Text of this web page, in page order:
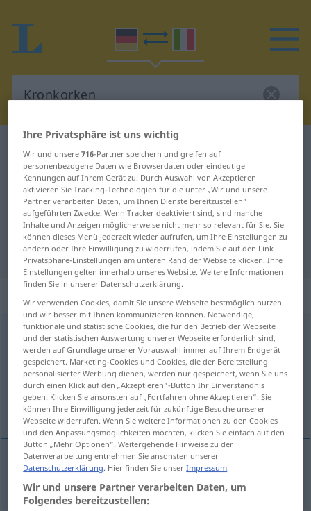
Deutsch-Italienisch Übersetzung
für "Kronkorken"
"Kronkorken" Italienisch
Übersetzung
„Kronkorken“ : Maskulinum
Kronkorkenm
Übersicht aller Übersetzungen
(Für mehr Details die Übersetzung anklicken/antippen)
tappo a corona
corona
Ihre Privatsphäre ist uns wichtig
Wir und unsere716-Partner speichern und greifen auf
personenbezogene Daten wie Browserdaten oder eindeutige
Kennungen auf Ihrem Gerät zu. Durch Auswahl von Akzeptieren
aktivieren Sie Tracking-Technologien für die unter „Wir und unsere
Partner verarbeiten Daten, um Ihnen Dienste bereitzustellen“
aufgeführten Zwecke. Wenn Tracker deaktiviert sind, sind manche
Inhalte und Anzeigen möglicherweise nicht mehr so relevant für Sie. Sie
können dieses Menü jederzeit wieder aufrufen, um Ihre Einstellungen zu
ändern oder Ihre Einwilligung zu widerrufen, indem Sie auf den Link
Privatsphäre-Einstellungen am unteren Rand der Webseite klicken. Ihre
Einstellungen gelten innerhalb unseres Website. Weitere Informationen
finden Sie in unserer Datenschutzerklärung.
Wir verwenden Cookies, damit Sie unsere Webseite bestmöglich nutzen
und wir besser mit Ihnen kommunizieren können. Notwendige,
funktionale und statistische Cookies, die für den Betrieb der Webseite
und der statistischen Auswertung unserer Webseite erforderlich sind,
werden auf Grundlage unserer Vorauswahl immer auf Ihrem Endgerät
gespeichert. Marketing-Cookies und Cookies, die der Bereitstellung
personalisierter Werbung dienen, werden nur gespeichert, wenn Sie uns
durch einen Klick auf den „Akzeptieren“-Button Ihr Einverständnis
geben. Klicken Sie ansonsten auf „Fortfahren ohne Akzeptieren“. Sie
können Ihre Einwilligung jederzeit für zukünftige Besuche unserer
Webseite widerrufen. Wenn Sie weitere Informationen zu den Cookies
und den Anpassungsmöglichkeiten möchten, klicken Sie einfach auf den
Button „Mehr Optionen“. Weitergehende Hinweise zu der
Datenverarbeitung entnehmen Sie ansonsten unserer
Datenschutzerklärung. Hier finden Sie unserImpressum.
Wir und unsere Partner verarbeiten Daten, um
Folgendes bereitzustellen: